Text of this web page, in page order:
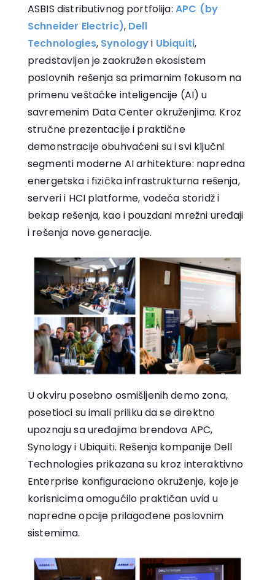
ASBIS distributivnog portfolija: APC (by
Schneider Electric), Dell
Technologies, Synologyi Ubiquiti,
predstavljen je zaokružen ekosistem
poslovnih rešenja sa primarnim fokusom na
primenu veštačke inteligencije (AI) u
savremenim Data Center okruženjima. Kroz
stručne prezentacije i praktične
demonstracije obuhvaćeni su i svi ključni
segmenti moderne AI arhitekture: napredna
energetska i fizička infrastrukturna rešenja,
serveri i HCI platforme, vodeća storidž i
bekap rešenja, kao i pouzdani mrežni uređaji
i rešenja nove generacije.
U okviru posebno osmišljenih demo zona,
posetioci su imali priliku da se direktno
upoznaju sa uređajima brendova APC,
Synology i Ubiquiti. Rešenja kompanije Dell
Technologies prikazana su kroz interaktivno
Enterprise konfiguraciono okruženje, koje je
korisnicima omogućilo praktičan uvid u
napredne opcije prilagođene poslovnim
sistemima.